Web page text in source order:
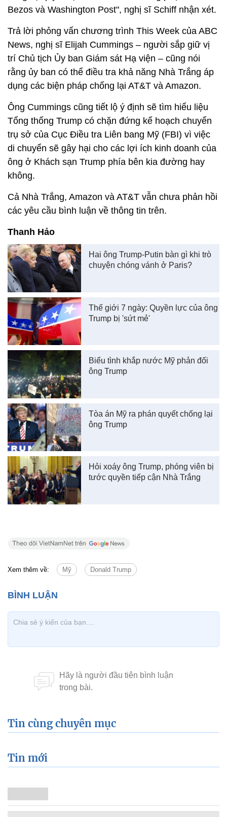
Bezos và Washington Post", nghị sĩ Schiff nhận xét.
Trả lời phỏng vấn chương trình This Week của ABC
News, nghị sĩ Elijah Cummings – người sắp giữ vị
trí Chủ tịch Ủy ban Giám sát Hạ viện – cũng nói
rằng ủy ban có thể điều tra khả năng Nhà Trắng áp
dụng các biện pháp chống lại AT&T và Amazon.
Ông Cummings cũng tiết lộ ý định sẽ tìm hiểu liệu
Tổng thống Trump có chặn đứng kế hoạch chuyển
trụ sở của Cục Điều tra Liên bang Mỹ (FBI) vì việc
di chuyển sẽ gây hại cho các lợi ích kinh doanh của
ông ở Khách sạn Trump phía bên kia đường hay
không.
Cả Nhà Trắng, Amazon và AT&T vẫn chưa phản hồi
các yêu cầu bình luận về thông tin trên.
Thanh Hảo
Hai ông Trump-Putin bàn gì khi trò
chuyện chóng vánh ở Paris?
Thế giới 7 ngày: Quyền lực của ông
Trump bị 'sứt mẻ'
Biểu tình khắp nước Mỹ phản đối
ông Trump
Tòa án Mỹ ra phán quyết chống lại
ông Trump
Hỏi xoáy ông Trump, phóng viên bị
tước quyền tiếp cận Nhà Trắng
Xem thêm về: Mỹ Donald Trump
Tin cùng chuyên mục
Tin mới